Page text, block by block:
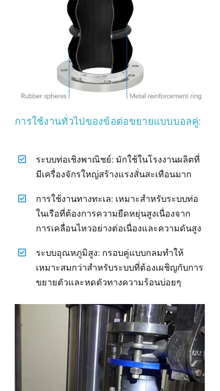
การใช้งานทั่วไปของข้อต่อขยายแบบบอลคู่:
ระบบท่อเชิงพาณิชย์: มักใช้ในโรงงานผลิตที่
มีเครื่องจักรใหญ่สร้างแรงสั่นสะเทือนมาก
การใช้งานทางทะเล: เหมาะสำหรับระบบท่อ
ในเรือที่ต้องการความยืดหยุ่นสูงเนื่องจาก
การเคลื่อนไหวอย่างต่อเนื่องและความดันสูง
ระบบอุณหภูมิสูง: กรอบคู่แบบกลมทำให้
เหมาะสมกว่าสำหรับระบบที่ต้องเผชิญกับการ
ขยายตัวและหดตัวทางความร้อนบ่อยๆ